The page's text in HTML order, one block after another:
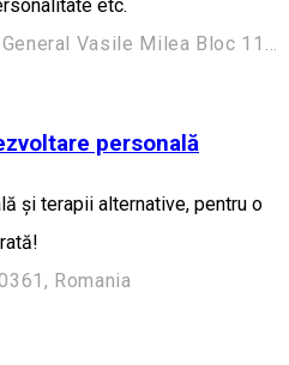
etc.
apartament 18, Bulevardul General Vasile Milea Bloc 11, Sibiu 550325, Romania
personală
și terapii alternative, pentru o
Romania